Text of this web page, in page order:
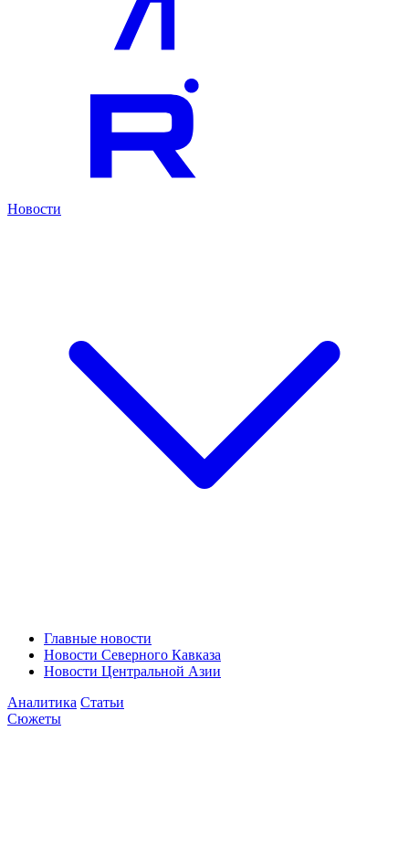
Новости
Главные новости
Новости Северного Кавказа
Новости Центральной Азии
Аналитика Статьи
Сюжеты